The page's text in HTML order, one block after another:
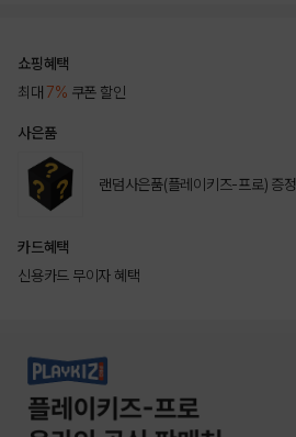
쇼핑혜택
최대 7% 쿠폰 할인
사은품
랜덤사은품(플레이키즈-프로) 증정
카드혜택
신용카드 무이자 혜택